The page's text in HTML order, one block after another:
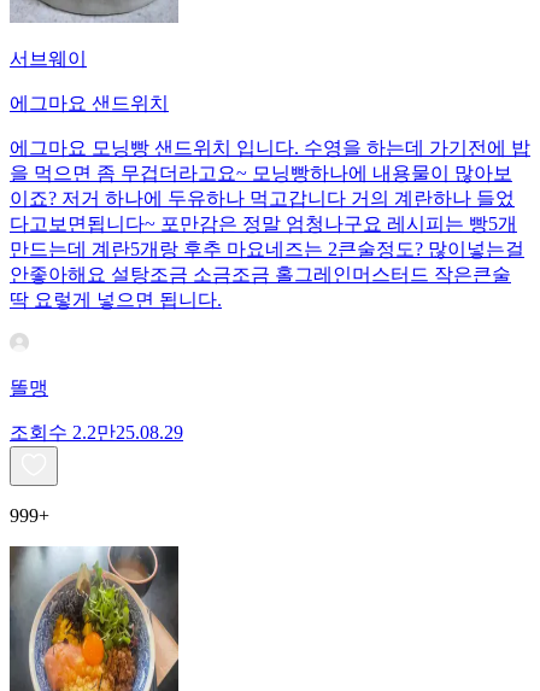
서브웨이
에그마요 샌드위치
에그마요 모닝빵 샌드위치 입니다. 수영을 하는데 가기전에 밥
을 먹으면 좀 무겁더라고요~ 모닝빵하나에 내용물이 많아보
이죠? 저거 하나에 두유하나 먹고갑니다 거의 계란하나 들었
다고보면됩니다~ 포만감은 정말 엄청나구요 레시피는 빵5개
만드는데 계란5개랑 후추 마요네즈는 2큰술정도? 많이넣는걸
안좋아해요 설탕조금 소금조금 홀그레인머스터드 작은큰술
딱 요렇게 넣으면 됩니다.
똘맹
조회수 2.2만25.08.29
999+